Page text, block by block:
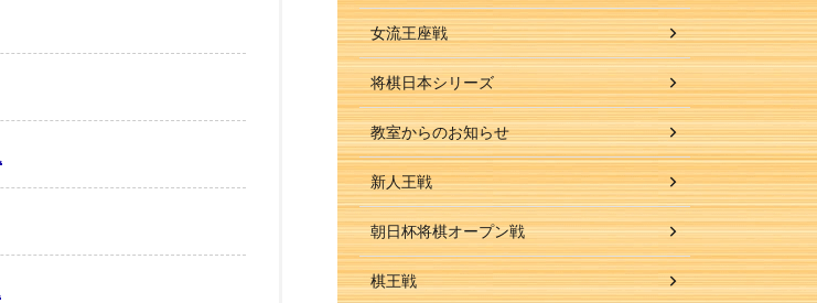
女流王座戦
将棋日本シリーズ
教室からのお知らせ
新人王戦
朝日杯将棋オープン戦
棋王戦